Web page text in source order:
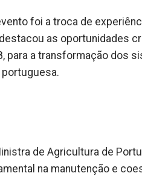
foi a troca de
as oportunidades
para a transformação dos
de Agricultura de
na manutenção e